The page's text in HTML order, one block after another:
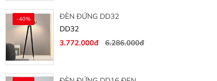
-40%
ĐÈN ĐỨNG DD32
DD32
3.772.000đ
6.286.000đ